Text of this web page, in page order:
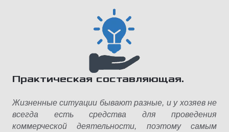
Практическая составляющая.
Жизненные ситуации бывают разные, и у хозяев не
всегда есть средства для проведения
коммерческой деятельности, поэтому самым